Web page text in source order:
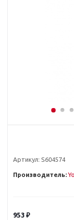
Артикул: S604574
Производитель:
953 ₽